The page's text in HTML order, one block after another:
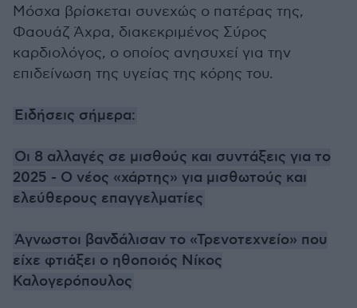
Μόσχα βρίσκεται συνεχώς ο πατέρας της,
Φαουάζ Άχρα, διακεκριμένος Σύρος
καρδιολόγος, ο οποίος ανησυχεί για την
επιδείνωση της υγείας της κόρης του.
Ειδήσεις σήμερα:
Οι 8 αλλαγές σε μισθούς και συντάξεις για το
2025 - Ο νέος «χάρτης» για μισθωτούς και
ελεύθερους επαγγελματίες
Άγνωστοι βανδάλισαν το «Τρενοτεχνείο» που
είχε φτιάξει ο ηθοποιός Νίκος
Καλογερόπουλος